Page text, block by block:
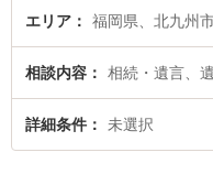
エリア 福岡県、北九州
相談内容 相続・遺言、
詳細条件 未選択